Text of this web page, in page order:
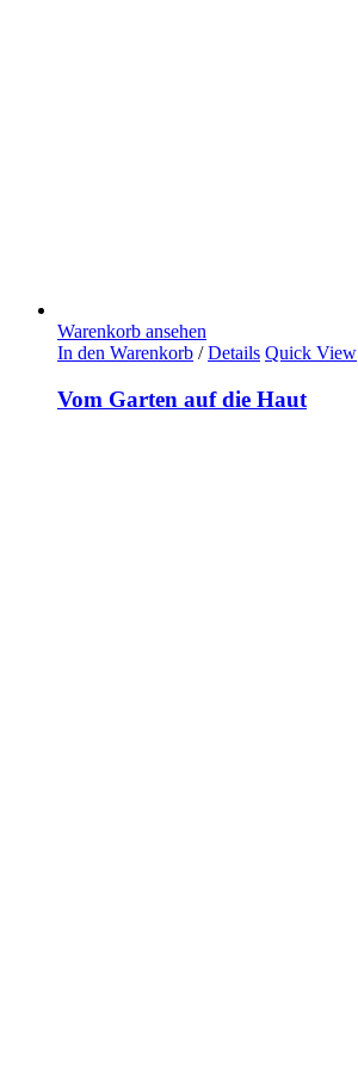
Warenkorb ansehen
In den Warenkorb / Details Quick View
Vom Garten auf die Haut